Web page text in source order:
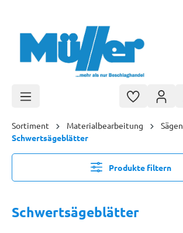
Sortiment Materialbearbeitung
Sägen
Schwertsägeblätter
Produkte filtern
Schwertsägeblätter